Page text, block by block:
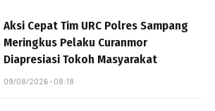
Aksi Cepat Tim URC Polres Sampang
Meringkus Pelaku Curanmor
Diapresiasi Tokoh Masyarakat
09/08/2026 - 08:18